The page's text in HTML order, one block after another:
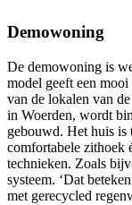
Demowoning
De demowoning is
model geeft een
van de lokalen van
in Woerden, wordt
gebouwd. Het huis is
comfortabele zithoek
technieken. Zoals
systeem. ‘Dat
met gerecycled